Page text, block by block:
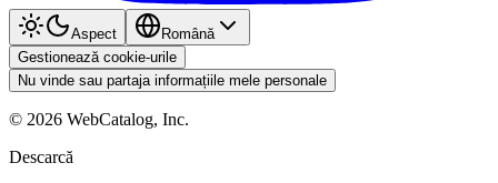
Aspect
Română
Gestionează cookie-urile
Nu vinde sau partaja informațiile mele personale
© 2026 WebCatalog, Inc.
Descarcă